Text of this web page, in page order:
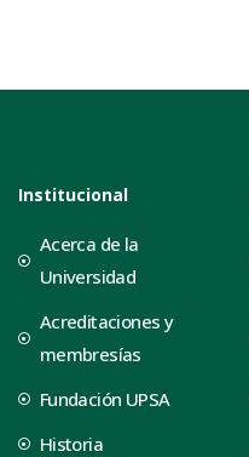
Institucional
Acerca de la
Universidad
Acreditaciones y
membresías
Fundación UPSA
Historia